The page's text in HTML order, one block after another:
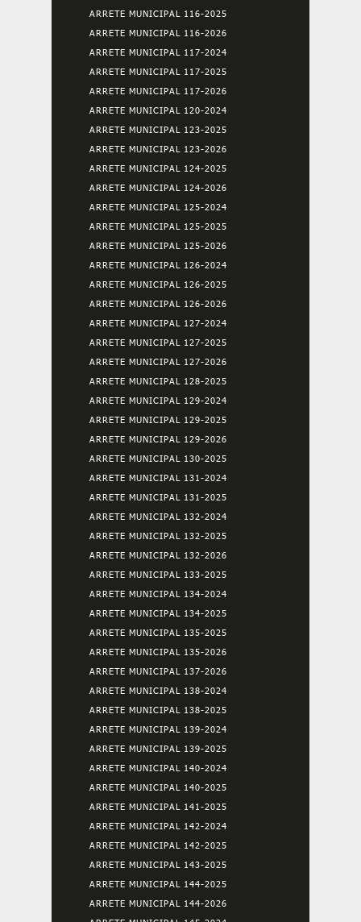
ARRETE MUNICIPAL 116-2025
ARRETE MUNICIPAL 116-2026
ARRETE MUNICIPAL 117-2024
ARRETE MUNICIPAL 117-2025
ARRETE MUNICIPAL 117-2026
ARRETE MUNICIPAL 120-2024
ARRETE MUNICIPAL 123-2025
ARRETE MUNICIPAL 123-2026
ARRETE MUNICIPAL 124-2025
ARRETE MUNICIPAL 124-2026
ARRETE MUNICIPAL 125-2024
ARRETE MUNICIPAL 125-2025
ARRETE MUNICIPAL 125-2026
ARRETE MUNICIPAL 126-2024
ARRETE MUNICIPAL 126-2025
ARRETE MUNICIPAL 126-2026
ARRETE MUNICIPAL 127-2024
ARRETE MUNICIPAL 127-2025
ARRETE MUNICIPAL 127-2026
ARRETE MUNICIPAL 128-2025
ARRETE MUNICIPAL 129-2024
ARRETE MUNICIPAL 129-2025
ARRETE MUNICIPAL 129-2026
ARRETE MUNICIPAL 130-2025
ARRETE MUNICIPAL 131-2024
ARRETE MUNICIPAL 131-2025
ARRETE MUNICIPAL 132-2024
ARRETE MUNICIPAL 132-2025
ARRETE MUNICIPAL 132-2026
ARRETE MUNICIPAL 133-2025
ARRETE MUNICIPAL 134-2024
ARRETE MUNICIPAL 134-2025
ARRETE MUNICIPAL 135-2025
ARRETE MUNICIPAL 135-2026
ARRETE MUNICIPAL 137-2026
ARRETE MUNICIPAL 138-2024
ARRETE MUNICIPAL 138-2025
ARRETE MUNICIPAL 139-2024
ARRETE MUNICIPAL 139-2025
ARRETE MUNICIPAL 140-2024
ARRETE MUNICIPAL 140-2025
ARRETE MUNICIPAL 141-2025
ARRETE MUNICIPAL 142-2024
ARRETE MUNICIPAL 142-2025
ARRETE MUNICIPAL 143-2025
ARRETE MUNICIPAL 144-2025
ARRETE MUNICIPAL 144-2026